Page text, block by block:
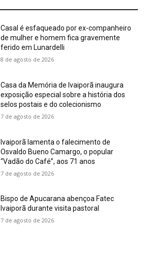
Casal é esfaqueado por ex-companheiro
de mulher e homem fica gravemente
ferido em Lunardelli
8 de agosto de 2026
Casa da Memória de Ivaiporã inaugura
exposição especial sobre a história dos
selos postais e do colecionismo
7 de agosto de 2026
Ivaiporã lamenta o falecimento de
Osvaldo Bueno Camargo, o popular
“Vadão do Café”, aos 71 anos
7 de agosto de 2026
Bispo de Apucarana abençoa Fatec
Ivaiporã durante visita pastoral
7 de agosto de 2026